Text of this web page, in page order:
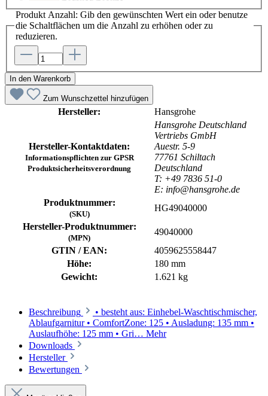
Produkt Anzahl: Gib den gewünschten Wert ein oder benutze
die Schaltflächen um die Anzahl zu erhöhen oder zu
reduzieren.
In den Warenkorb
Zum Wunschzettel hinzufügen
Hersteller: Hansgrohe
Hersteller-Kontaktdaten:
Informationspflichten zur GPSR
Produktsicherheitsverordnung
Hansgrohe Deutschland
Vertriebs GmbH
Auestr. 5-9
77761 Schiltach
Deutschland
T: +49 7836 51-0
E: info@hansgrohe.de
Produktnummer:
(SKU)
HG49040000
Hersteller-Produktnummer:
(MPN)
49040000
GTIN / EAN:
4059625558447
Höhe:
180 mm
Gewicht:
1.621 kg
Beschreibung
• besteht aus: Einhebel-Waschtischmischer,
Ablaufgarnitur • ComfortZone: 125 • Ausladung: 135 mm •
Auslaufhöhe: 125 mm • Gri… Mehr
Downloads
Hersteller
Bewertungen